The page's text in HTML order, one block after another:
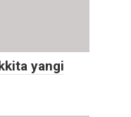
yangi